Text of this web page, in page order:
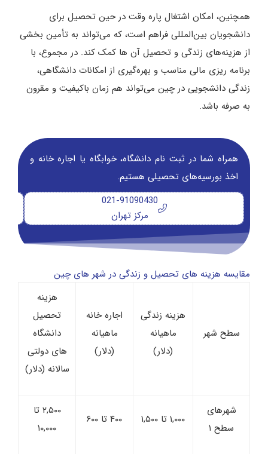
همچنین، امکان اشتغال پاره‌ وقت در حین تحصیل برای
دانشجویان بین‌المللی فراهم است، که می‌تواند به تأمین بخشی
از هزینه‌های زندگی و تحصیل آن ها کمک کند. در مجموع، با
برنامه ‌ریزی مالی مناسب و بهره‌گیری از امکانات دانشگاهی،
زندگی دانشجویی در چین می‌تواند هم ‌زمان باکیفیت و مقرون‌
به ‌صرفه باشد.
همراه شما در ثبت نام دانشگاه‌، خوابگاه یا اجاره خانه و
اخذ بورسیه‌های تحصیلی هستیم.
021-91090430
مرکز تهران
مقایسه هزینه های تحصیل و زندگی در شهر های چین
سطح شهر
هزینه زندگی
ماهیانه
(دلار)
اجاره خانه
ماهیانه
(دلار)
هزینه
تحصیل
دانشگاه
های دولتی
سالانه (دلار)
شهرهای
سطح ۱
۱,۰۰۰ تا ۱,۵۰۰ ۴۰۰ تا ۶۰۰
۲,۵۰۰ تا
۱۰,۰۰۰